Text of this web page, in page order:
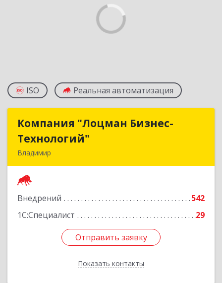
ISO Реальная автоматизация
Компания "Лоцман Бизнес-
Технологий"
Владимир
Внедрений
542
1С:Специалист
29
Отправить заявку
Показать контакты
Компания "Лоцман Бизнес-
Подробнее
Отправить заявку
Назад